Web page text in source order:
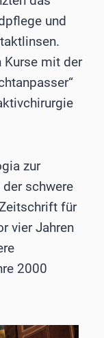
und
Kurse mit der
zur
schwere
für
vier Jahren
2000